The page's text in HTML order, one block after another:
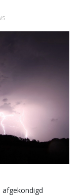
afgekondigd